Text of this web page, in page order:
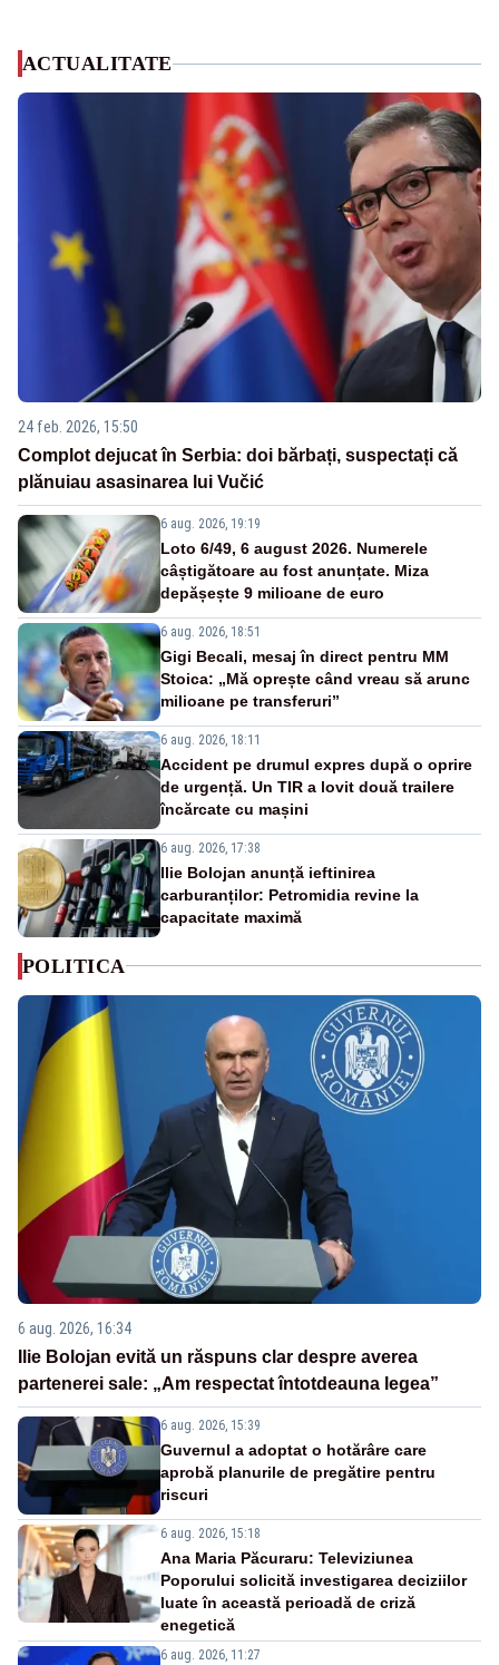
ACTUALITATE
24 feb. 2026, 15:50
Complot dejucat în Serbia: doi bărbați, suspectați că
plănuiau asasinarea lui Vučić
6 aug. 2026, 19:19
Loto 6/49, 6 august 2026. Numerele
câștigătoare au fost anunțate. Miza
depășește 9 milioane de euro
6 aug. 2026, 18:51
Gigi Becali, mesaj în direct pentru MM
Stoica: „Mă oprește când vreau să arunc
milioane pe transferuri”
6 aug. 2026, 18:11
Accident pe drumul expres după o oprire
de urgență. Un TIR a lovit două trailere
încărcate cu mașini
6 aug. 2026, 17:38
Ilie Bolojan anunță ieftinirea
carburanților: Petromidia revine la
capacitate maximă
POLITICA
6 aug. 2026, 16:34
Ilie Bolojan evită un răspuns clar despre averea
partenerei sale: „Am respectat întotdeauna legea”
6 aug. 2026, 15:39
Guvernul a adoptat o hotărâre care
aprobă planurile de pregătire pentru
riscuri
6 aug. 2026, 15:18
Ana Maria Păcuraru: Televiziunea
Poporului solicită investigarea deciziilor
luate în această perioadă de criză
enegetică
6 aug. 2026, 11:27